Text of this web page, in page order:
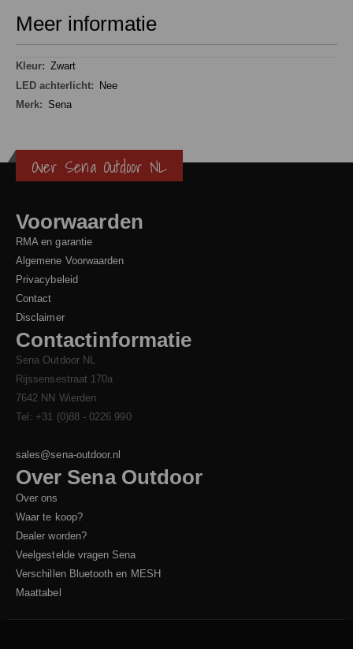
Meer informatie
Meer
informatie
Zwart
Nee
Sena
Over Sena Outdoor NL
Voorwaarden
RMA en garantie
Algemene Voorwaarden
Privacybeleid
Contact
Disclaimer
Contactinformatie
Sena Outdoor NL
Rijssensestraat 170a
7642 NN Wierden
Tel: +31 (0)88 - 0226 990
sales@sena-outdoor.nl
Over Sena Outdoor
Over ons
Waar te koop?
Dealer worden?
Veelgestelde vragen Sena
Verschillen Bluetooth en MESH
Maattabel